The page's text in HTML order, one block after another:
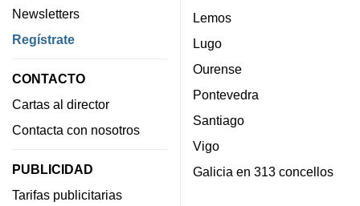
Newsletters
Regístrate
CONTACTO
Cartas al director
Contacta con nosotros
PUBLICIDAD
Tarifas publicitarias
Lemos
Lugo
Ourense
Pontevedra
Santiago
Vigo
Galicia en 313 concellos